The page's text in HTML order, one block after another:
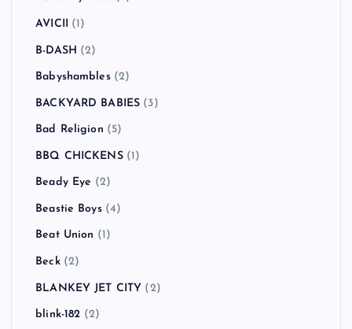
AVICII (1)
B-DASH (2)
Babyshambles(2)
BACKYARD BABIES (3)
Bad Religion (5)
BBQ CHICKENS(1)
Beady Eye (2)
Beastie Boys(4)
Beat Union (1)
Beck(2)
BLANKEY JET CITY (2)
blink-182 (2)